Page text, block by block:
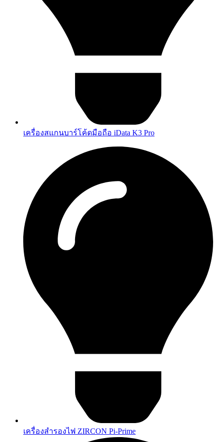
เครื่องสแกนบาร์โค้ดมือถือ iData K3 Pro
เครื่องสำรองไฟ ZIRCON Pi-Prime